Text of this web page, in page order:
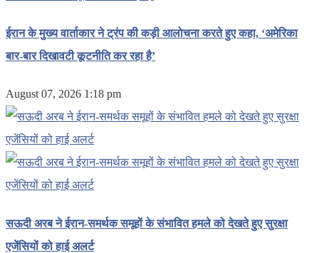
ईरान के मुख्य वार्ताकार ने ट्रंप की कड़ी आलोचना करते हुए कहा, ‘अमेरिका
बार-बार दिखावटी कूटनीति कर रहा है’
August 07, 2026 1:18 pm
सऊदी अरब ने ईरान-समर्थक समूहों के संभावित हमले को देखते हुए सुरक्षा
एजेंसियों को हाई अलर्ट